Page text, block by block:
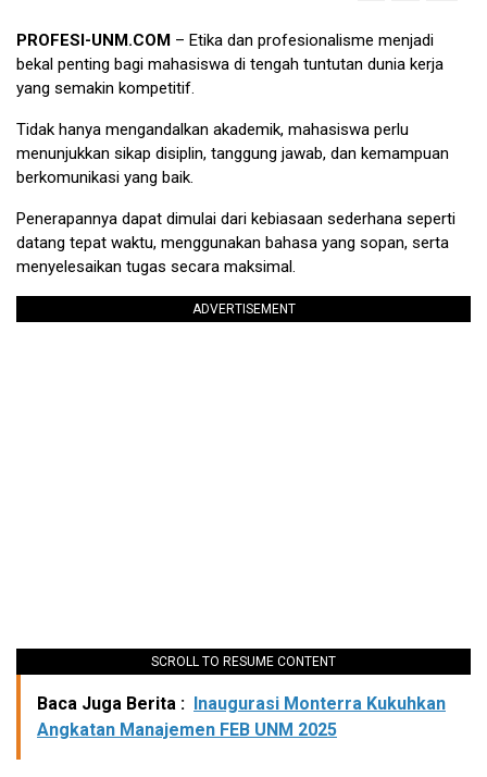
PROFESI-UNM.COM – Etika dan profesionalisme menjadi
bekal penting bagi mahasiswa di tengah tuntutan dunia kerja
yang semakin kompetitif.
Tidak hanya mengandalkan akademik, mahasiswa perlu
menunjukkan sikap disiplin, tanggung jawab, dan kemampuan
berkomunikasi yang baik.
Penerapannya dapat dimulai dari kebiasaan sederhana seperti
datang tepat waktu, menggunakan bahasa yang sopan, serta
menyelesaikan tugas secara maksimal.
ADVERTISEMENT
SCROLL TO RESUME CONTENT
Baca Juga Berita : Inaugurasi Monterra Kukuhkan
Angkatan Manajemen FEB UNM 2025